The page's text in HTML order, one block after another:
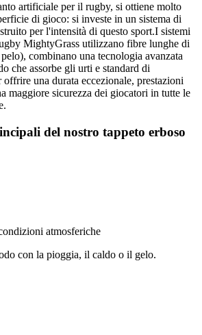
artificiale per il rugby, si ottiene molto
di gioco: si investe in un sistema di
per l'intensità di questo sport.I sistemi
MightyGrass utilizzano fibre lunghe di
combinano una tecnologia avanzata
che assorbe gli urti e standard di
una durata eccezionale, prestazioni
maggiore sicurezza dei giocatori in tutte le
del nostro tappeto erboso
atmosferiche
con la pioggia, il caldo o il gelo.